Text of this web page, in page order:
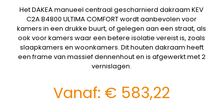
Het DAKEA manueel centraal gescharnierd dakraam KEV
C2A B4800 ULTIMA COMFORT wordt aanbevolen voor
kamers in een drukke buurt, of gelegen aan een straat, als
ook voor kamers waar een betere isolatie vereist is, zoals
slaapkamers en woonkamers. Dit houten dakraam heeft
een frame van massief dennenhout en is afgewerkt met 2
vernislagen.
Vanaf: € 583,22